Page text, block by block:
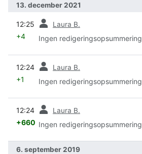
13. december 2021
12:25 Laura B.
+4 Ingen redigeringsopsummering
12:24 Laura B.
+1 Ingen redigeringsopsummering
12:24 Laura B.
+660 Ingen redigeringsopsummering
6. september 2019